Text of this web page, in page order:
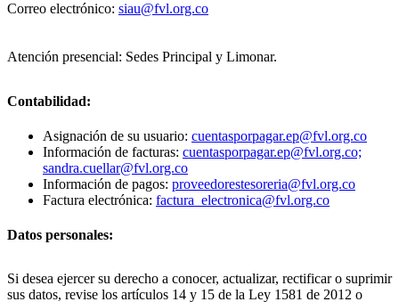
Correo electrónico: siau@fvl.org.co
Atención presencial: Sedes Principal y Limonar.
Contabilidad:
Asignación de su usuario: cuentasporpagar.ep@fvl.org.co
Información de facturas: cuentasporpagar.ep@fvl.org.co;
sandra.cuellar@fvl.org.co
Información de pagos: proveedorestesoreria@fvl.org.co
Factura electrónica: factura_electronica@fvl.org.co
Datos personales:
Si desea ejercer su derecho a conocer, actualizar, rectificar o suprimir
sus datos, revise los artículos 14 y 15 de la Ley 1581 de 2012 o